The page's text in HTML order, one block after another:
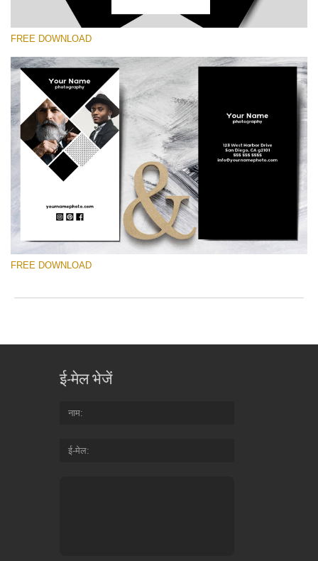
कृपया चुने
Free Template #43
Marketing Templates Photography
मुफ्त डाउनलोड
FREE DOWNLOAD
FREE DOWNLOAD
ई-मेल भेजें
नाम
ई-मेल